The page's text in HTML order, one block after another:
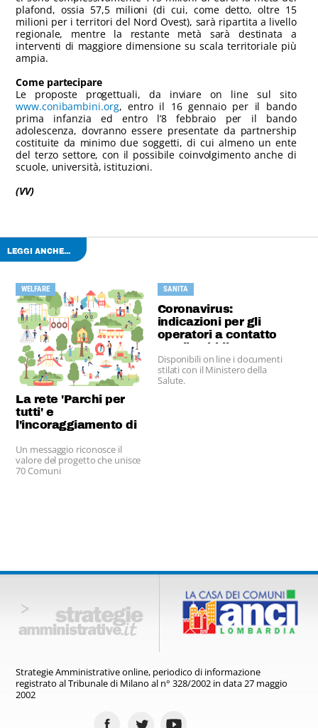
plafond, ossia 57,5 milioni (di cui, come detto, oltre 15
milioni per i territori del Nord Ovest), sarà ripartita a livello
regionale, mentre la restante metà sarà destinata a
interventi di maggiore dimensione su scala territoriale più
ampia.
Come partecipare
Le proposte progettuali, da inviare on line sul sito
www.conibambini.org, entro il 16 gennaio per il bando
prima infanzia ed entro l’8 febbraio per il bando
adolescenza, dovranno essere presentate da partnership
costituite da minimo due soggetti, di cui almeno un ente
del terzo settore, con il possibile coinvolgimento anche di
scuole, università, istituzioni.
(VV)
LEGGI ANCHE...
WELFARE
La rete 'Parchi per
tutti' e
l'incoraggiamento di
Un messaggio riconosce il
valore del progetto che unisce
70 Comuni
SANITA
Coronavirus:
indicazioni per gli
operatori a contatto
con il pubblico
Disponibili on line i documenti
stilati con il Ministero della
Salute.
Strategie Amministrative online, periodico di informazione
registratoal Tribunale di Milano al n° 328/2002 in data 27 maggio
2002